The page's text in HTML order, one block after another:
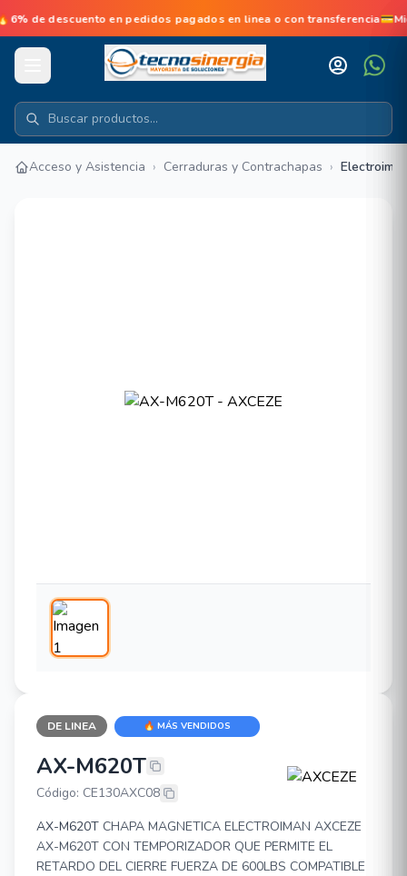
de descuento en pedidos pagados en linea o con
Acceso y Asistencia › Cerraduras y Contrachapas ›
DE LINEA 🔥 MÁS VENDIDOS
AXCEZE AX-M620T
AX-M620T
Código: CE130AXC08
AX-M620T CHAPA MAGNETICA ELECTROIMAN AXCEZE
AX-M620T CON TEMPORIZADOR QUE PERMITE EL
RETARDO DEL CIERRE FUERZA DE 600LBS COMPATIBLE